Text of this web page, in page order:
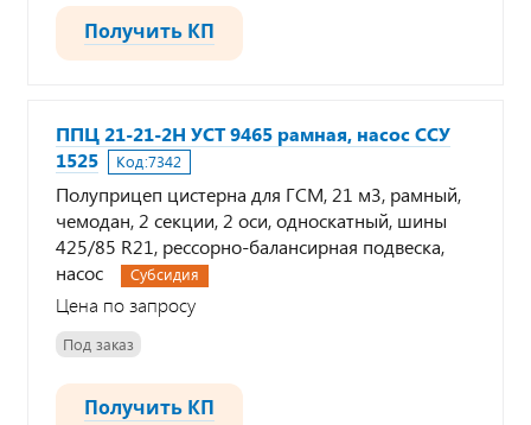
Получить КП
ППЦ 21-21-2Н УСТ 9465 рамная, насос ССУ
1525
Код:7342
Полуприцеп цистерна для ГСМ, 21 м3, рамный,
чемодан, 2 секции, 2 оси, односкатный, шины
425/85 R21, рессорно-балансирная подвеска,
насос
Субсидия
Цена по запросу
Под заказ
Получить КП